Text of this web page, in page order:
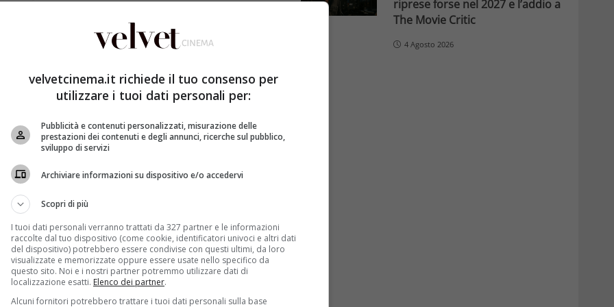
perdere, dato che dopo anniritorna sul piccolo
Attualmente il format è passato nelle mani di
e donne, ovviamente maggiorenni. Il programma
dove è stato creato da Mark Burnett insieme Donald
in onda dal 2012 al 2014 su Sky. La prima
Flavio Briatore nei panni del boss.
Sky Uno e il ruolo di Boss è andato a due
di Vigliano. Nei soli tre anni di messa in
successo. L’opzione di poter vedereil format
e per questo il progetto è stato
di dare nuova vita a The Apprentice riaprendo i
italiano più famoso al mondo,
di Flavio Briatore: come
riprese forse nel 2027 e l’addio a
The Movie Critic
4 Agosto 2026
velvetcinema.it richiede il tuo consenso per
utilizzare i tuoi dati personali per:
Pubblicità e contenuti personalizzati, misurazione delle
prestazioni dei contenuti e degli annunci, ricerche sul pubblico,
sviluppo di servizi
Archiviare informazioni su dispositivo e/o accedervi
Scopri di più
I tuoi dati personali verranno trattati da 327 partner e le informazioni
raccolte dal tuo dispositivo (come cookie, identificatori univoci e altri dati
del dispositivo) potrebbero essere condivise con questi ultimi, da loro
visualizzate e memorizzate oppure essere usate nello specifico da
questo sito. Noi e i nostri partner potremmo utilizzare dati di
localizzazione esatti. Elenco dei partner.
Alcuni fornitori potrebbero trattare i tuoi dati personali sulla base